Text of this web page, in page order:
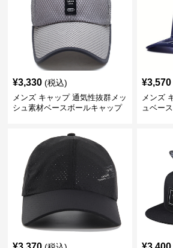
¥3,330 (税込)
メンズ キャップ 通気性抜群メッ
シュ素材ベースボールキャップ
¥3,570
メンズ
ュベー